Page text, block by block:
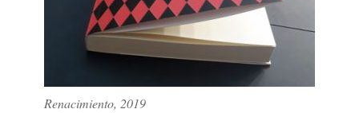
Renacimiento, 2019